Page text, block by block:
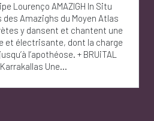
Lourenço AMAZIGH In Situ
des Amazighs du Moyen Atlas
y dansent et chantent une
et électrisante, dont la charge
l’apothéose. + BRUiTAL
Une...